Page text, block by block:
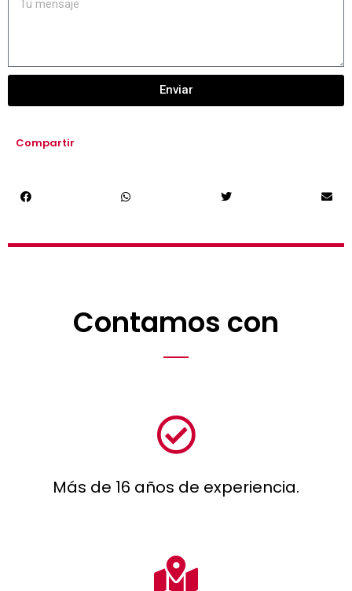
Enviar
Compartir
Contamos con
Más de 16 años de experiencia.